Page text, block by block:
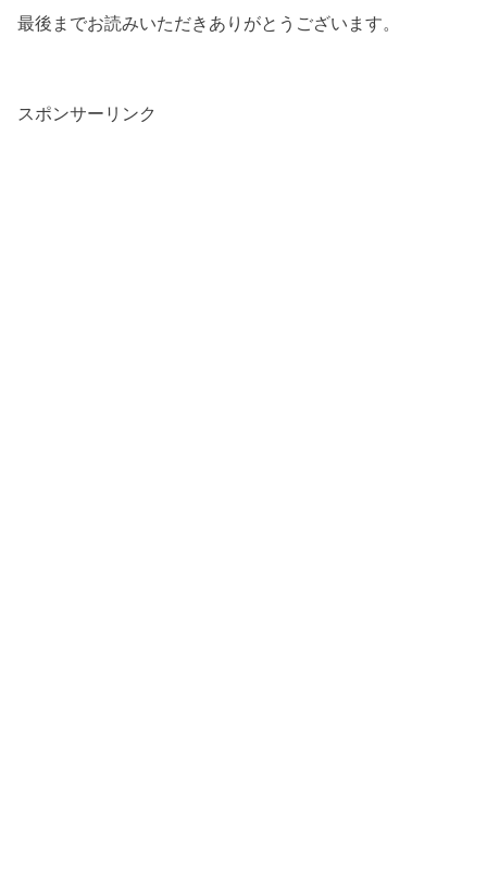
最後までお読みいただきありがとうございます。
スポンサーリンク